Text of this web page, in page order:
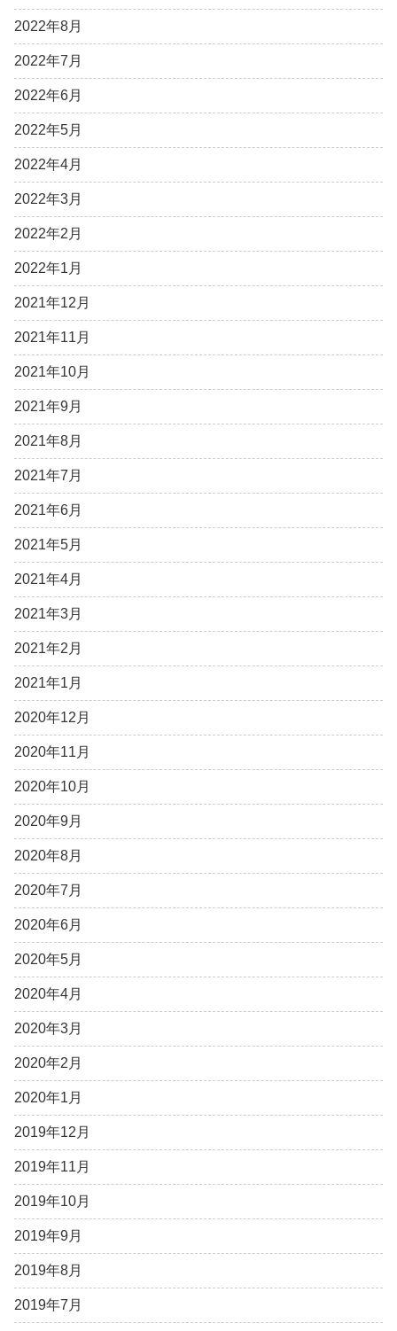
2022年8月
2022年7月
2022年6月
2022年5月
2022年4月
2022年3月
2022年2月
2022年1月
2021年12月
2021年11月
2021年10月
2021年9月
2021年8月
2021年7月
2021年6月
2021年5月
2021年4月
2021年3月
2021年2月
2021年1月
2020年12月
2020年11月
2020年10月
2020年9月
2020年8月
2020年7月
2020年6月
2020年5月
2020年4月
2020年3月
2020年2月
2020年1月
2019年12月
2019年11月
2019年10月
2019年9月
2019年8月
2019年7月